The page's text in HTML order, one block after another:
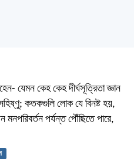
যেমন কেহ কেহ দীর্ঘসূত্রিতা জ্ঞান
কতকগুলি লোক যে বিনষ্ট হয়,
মনপরিবর্তন পর্যন্ত পৌঁছিতে পারে,